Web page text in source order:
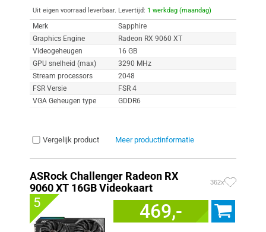
Uit eigen voorraad leverbaar. Levertijd: 1 werkdag (maandag)
Merk
Sapphire
Graphics Engine
Radeon RX 9060 XT
Videogeheugen
16 GB
GPU snelheid (max)
3290 MHz
Stream processors
2048
FSR Versie
FSR 4
VGA Geheugen type
GDDR6
Vergelijk product Meer productinformatie
ASRock Challenger Radeon RX
9060 XT 16GB Videokaart
362x
5 469,-